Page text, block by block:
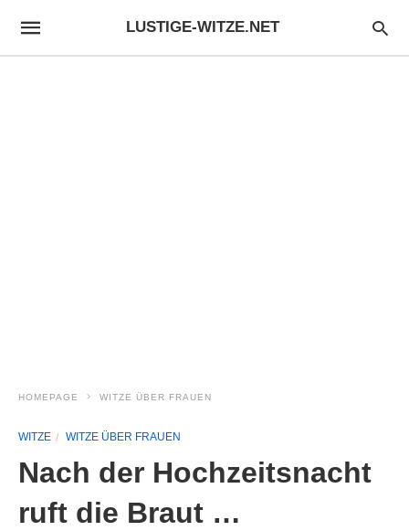
LUSTIGE-WITZE.NET
HOMEPAGE WITZE ÜBER FRAUEN
WITZE WITZE ÜBER FRAUEN
Nach der Hochzeitsnacht
ruft die Braut …